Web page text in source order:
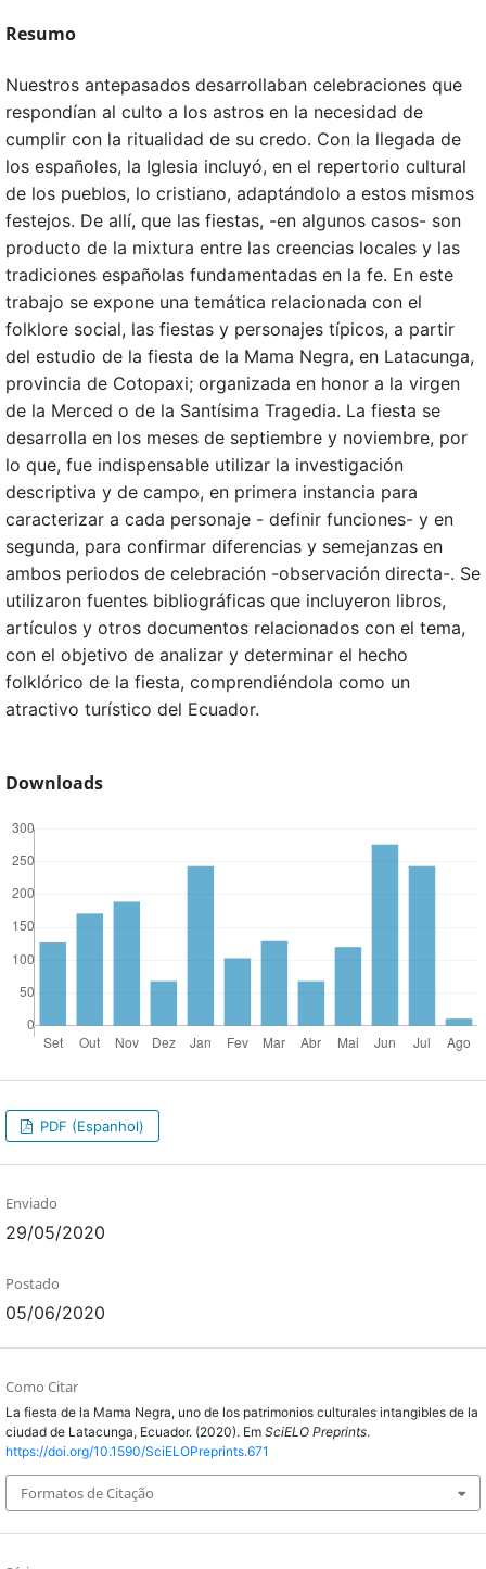
Resumo
Nuestros antepasados desarrollaban celebraciones que
respondían al culto a los astros en la necesidad de
cumplir con la ritualidad de su credo. Con la llegada de
los españoles, la Iglesia incluyó, en el repertorio cultural
de los pueblos, lo cristiano, adaptándolo a estos mismos
festejos. De allí, que las fiestas, -en algunos casos- son
producto de la mixtura entre las creencias locales y las
tradiciones españolas fundamentadas en la fe. En este
trabajo se expone una temática relacionada con el
folklore social, las fiestas y personajes típicos, a partir
del estudio de la fiesta de la Mama Negra, en Latacunga,
provincia de Cotopaxi; organizada en honor a la virgen
de la Merced o de la Santísima Tragedia. La fiesta se
desarrolla en los meses de septiembre y noviembre, por
lo que, fue indispensable utilizar la investigación
descriptiva y de campo, en primera instancia para
caracterizar a cada personaje - definir funciones- y en
segunda, para confirmar diferencias y semejanzas en
ambos periodos de celebración -observación directa-. Se
utilizaron fuentes bibliográficas que incluyeron libros,
artículos y otros documentos relacionados con el tema,
con el objetivo de analizar y determinar el hecho
folklórico de la fiesta, comprendiéndola como un
atractivo turístico del Ecuador.
Downloads
PDF (Espanhol)
Enviado
29/05/2020
Postado
05/06/2020
Como Citar
La fiesta de la Mama Negra, uno de los patrimonios culturales intangibles de la
ciudad de Latacunga, Ecuador. (2020). Em SciELO Preprints.
https://doi.org/10.1590/SciELOPreprints.671
Formatos de Citação